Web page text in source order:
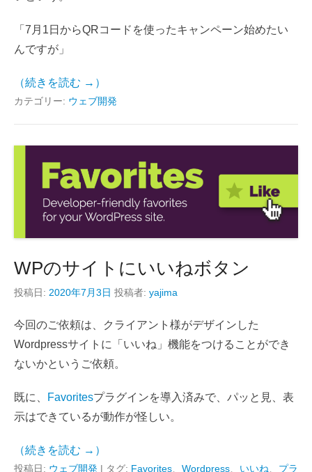
「7月1日からQRコードを使ったキャンペーン始めたい
んですが」
（続きを読む →）
カテゴリー: ウェブ開発
WPのサイトにいいねボタン
投稿日: 2020年7月3日 投稿者: yajima
今回のご依頼は、クライアント様がデザインした
Wordpressサイトに「いいね」機能をつけることができ
ないかというご依頼。
既に、 Favoritesプラグインを導入済みで、パッと見、表
示はできているが動作が怪しい。
（続きを読む →）
投稿日: ウェブ開発 | タグ: Favorites Wordpress いいね
プラ